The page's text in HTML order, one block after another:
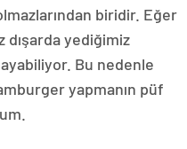
biridir. Eğer
yediğimiz
Bu nedenle
yapmanın püf